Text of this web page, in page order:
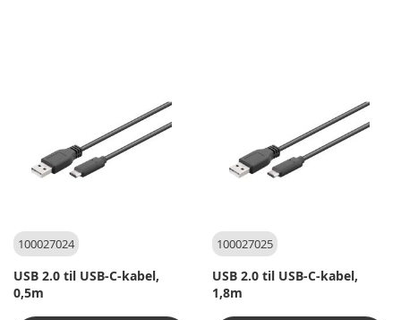
100027024
USB 2.0 til USB-C-kabel,
0,5m
100027025
USB 2.0 til USB-C-kabel,
1,8m